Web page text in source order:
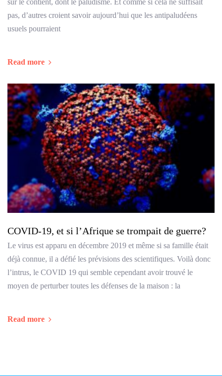
sur le contient, dont le paludisme. Et comme si cela ne suffisait
pas, d’autres croient savoir aujourd’hui que les antipaludéens
usuels pourraient
Read more
COVID-19, et si l’Afrique se trompait de guerre?
Le virus est apparu en décembre 2019 et même si sa famille était
déjà connue, il a défié les prévisions des scientifiques. Voilà donc
l’intrus, le COVID 19 qui semble cependant avoir trouvé le
moyen de perturber toutes les défenses de la maison : la
Read more